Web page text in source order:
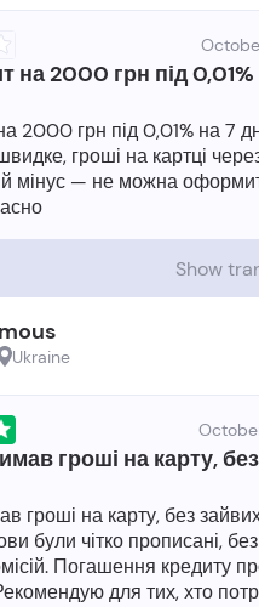
на 2000 грн під 0,01%
2000 грн під 0,01% на 7
гроші на картці
мінус — не можна
Show
Ukraine
гроші на карту,
гроші на карту, без
були чітко прописані, без
Погашення кредиту
для тих, хто